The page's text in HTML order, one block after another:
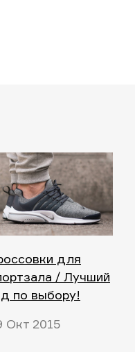
для
/ Лучший
по выбору!
Окт 2015